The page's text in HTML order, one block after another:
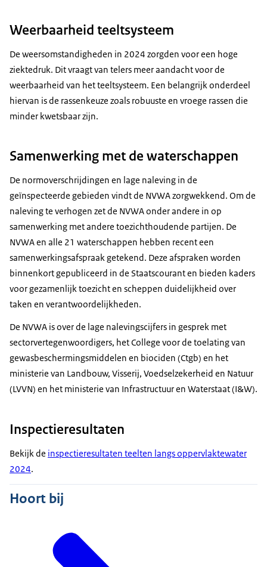
Weerbaarheid teeltsysteem
De weersomstandigheden in 2024 zorgden voor een hoge
ziektedruk. Dit vraagt van telers meer aandacht voor de
weerbaarheid van het teeltsysteem. Een belangrijk onderdeel
hiervan is de rassenkeuze zoals robuuste en vroege rassen die
minder kwetsbaar zijn.
Samenwerking met de waterschappen
De normoverschrijdingen en lage naleving in de
geïnspecteerde gebieden vindt de NVWA zorgwekkend. Om de
naleving te verhogen zet de NVWA onder andere in op
samenwerking met andere toezichthoudende partijen. De
NVWA en alle 21 waterschappen hebben recent een
samenwerkingsafspraak getekend. Deze afspraken worden
binnenkort gepubliceerd in de Staatscourant en bieden kaders
voor gezamenlijk toezicht en scheppen duidelijkheid over
taken en verantwoordelijkheden.
De NVWA is over de lage nalevingscijfers in gesprek met
sectorvertegenwoordigers, het College voor de toelating van
gewasbeschermingsmiddelen en biociden (Ctgb) en het
ministerie van Landbouw, Visserij, Voedselzekerheid en Natuur
(LVVN) en het ministerie van Infrastructuur en Waterstaat (I&W).
Inspectieresultaten
Bekijk de inspectieresultaten teelten langs oppervlaktewater
2024.
Hoort bij